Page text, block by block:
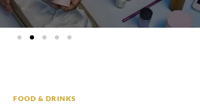
FOOD & DRINKS